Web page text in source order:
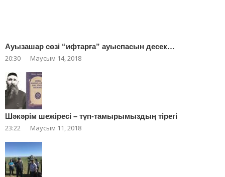
Ауызашар сөзі “ифтарға” ауыспасын десек…
20:30 Маусым 14, 2018
Шәкәрім шежіресі – түп-тамырымыздың тірегі
23:22 Маусым 11, 2018